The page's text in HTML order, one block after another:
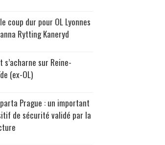
coup dur pour OL Lyonnes
Rytting Kaneryd
s’acharne sur Reine-
(ex-OL)
Prague : un important
de sécurité validé par la